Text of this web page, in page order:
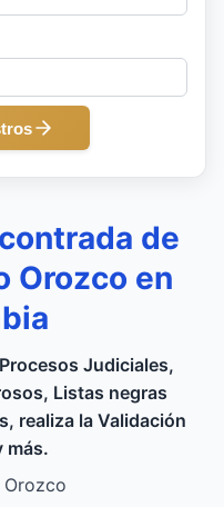
de
Orozco en
Judiciales,
Listas negras
realiza la Validación
más.
Orozco